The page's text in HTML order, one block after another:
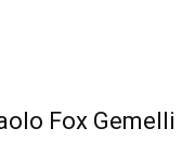
Fox Gemelli